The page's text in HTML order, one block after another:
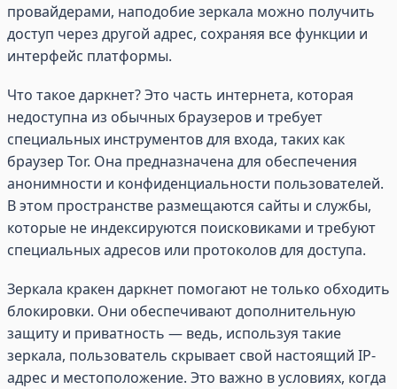
провайдерами, наподобие зеркала можно получить
доступ через другой адрес, сохраняя все функции и
интерфейс платформы.
Что такое даркнет? Это часть интернета, которая
недоступна из обычных браузеров и требует
специальных инструментов для входа, таких как
браузер Tor. Она предназначена для обеспечения
анонимности и конфиденциальности пользователей.
В этом пространстве размещаются сайты и службы,
которые не индексируются поисковиками и требуют
специальных адресов или протоколов для доступа.
Зеркала кракен даркнет помогают не только обходить
блокировки. Они обеспечивают дополнительную
защиту и приватность — ведь, используя такие
зеркала, пользователь скрывает свой настоящий IP-
адрес и местоположение. Это важно в условиях, когда